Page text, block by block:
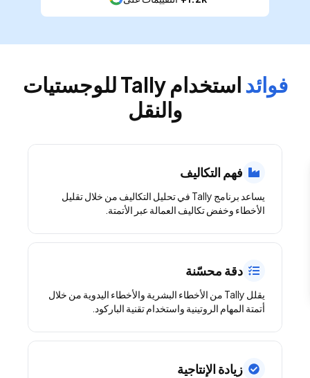
فوائد
استخدام Tally للوجستيات
والنقل
فهم التكاليف
يساعد برنامج Tally في تحليل التكاليف من خلال تقليل
الأخطاء وخفض تكاليف العمالة عبر الأتمتة.
دقة محسّنة
يقلل Tally من الأخطاء البشرية والأخطاء اليدوية من خلال
أتمتة المهام الروتينية واستخدام تقنية الباركود.
زيادة الإنتاجية